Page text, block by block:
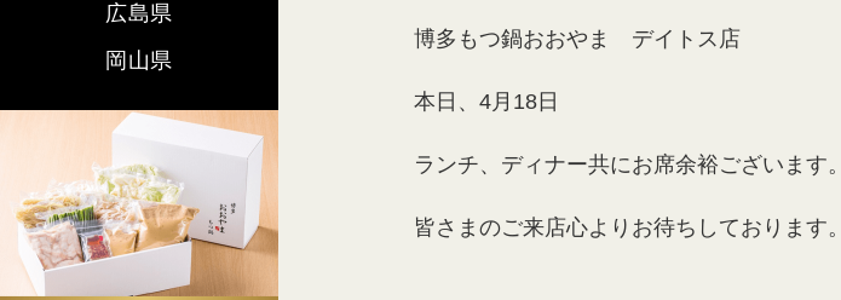
博多もつ鍋おおやま デイトス店
本日、4月18日
ランチ、ディナー共にお席余裕ございます。
皆さまのご来店心よりお待ちしております。
広島県
岡山県